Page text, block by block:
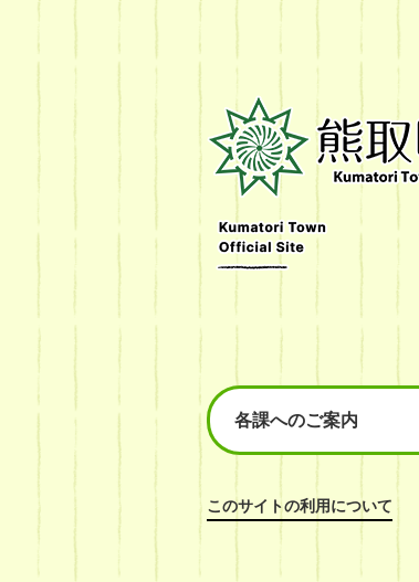
町
Kumatori
Town
Official
Site
各課へのご案内
このサイトの利用について